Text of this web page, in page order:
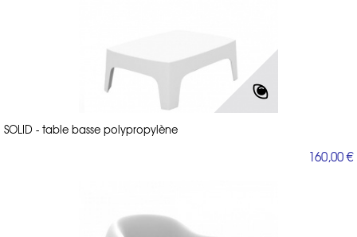
SOLID - table basse polypropylène
160,00 €